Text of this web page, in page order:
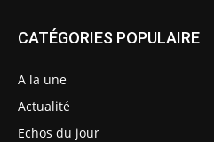
CATÉGORIES POPULAIRE
A la une
Actualité
Echos du jour